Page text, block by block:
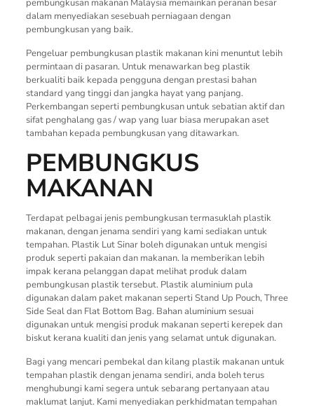
dalam menyediakan sesebuah perniagaan dengan
pembungkusan yang baik.
Pengeluar pembungkusan plastik makanan kini menuntut lebih
permintaan di pasaran. Untuk menawarkan beg plastik
berkualiti baik kepada pengguna dengan prestasi bahan
standard yang tinggi dan jangka hayat yang panjang.
Perkembangan seperti pembungkusan untuk sebatian aktif dan
sifat penghalang gas / wap yang luar biasa merupakan aset
tambahan kepada pembungkusan yang ditawarkan.
PEMBUNGKUS
MAKANAN
Terdapat pelbagai jenis pembungkusan termasuklah plastik
makanan, dengan jenama sendiri yang kami sediakan untuk
tempahan. Plastik Lut Sinar boleh digunakan untuk mengisi
produk seperti pakaian dan makanan. Ia memberikan lebih
impak kerana pelanggan dapat melihat produk dalam
pembungkusan plastik tersebut. Plastik aluminium pula
digunakan dalam paket makanan seperti Stand Up Pouch, Three
Side Seal dan Flat Bottom Bag. Bahan aluminium sesuai
digunakan untuk mengisi produk makanan seperti kerepek dan
biskut kerana kualiti dan jenis yang selamat untuk digunakan.
Bagi yang mencari pembekal dan kilang plastik makanan untuk
tempahan plastik dengan jenama sendiri, anda boleh terus
menghubungi kami segera untuk sebarang pertanyaan atau
maklumat lanjut. Kami menyediakan perkhidmatan tempahan